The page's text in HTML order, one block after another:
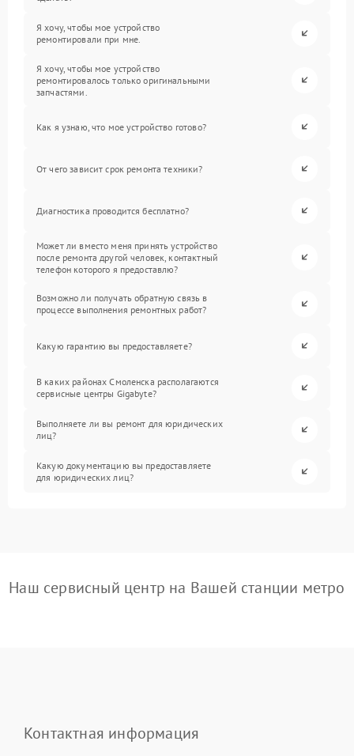
Я хочу, чтобы мое устройство
ремонтировали при мне.
Я хочу, чтобы мое устройство
ремонтировалось только оригинальными
запчастями.
Как я узнаю, что мое устройство готово?
От чего зависит срок ремонта техники?
Диагностика проводится бесплатно?
Может ли вместо меня принять устройство
после ремонта другой человек, контактный
телефон которого я предоставлю?
Возможно ли получать обратную связь в
процессе выполнения ремонтных работ?
Какую гарантию вы предоставляете?
В каких районах Смоленска располагаются
сервисные центры Gigabyte?
Выполняете ли вы ремонт для юридических
лиц?
Какую документацию вы предоставляете
для юридических лиц?
Наш сервисный центр на Вашей станции метро
Контактная информация